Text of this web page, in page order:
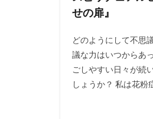
せの扉』
どのようにして不思
議な力はいつからあ
ごしやすい日々が続
しょうか？ 私は花粉